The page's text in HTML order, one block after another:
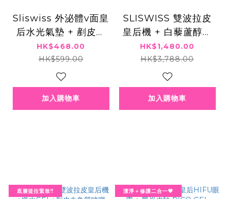
Sliswiss 外泌體v面皇
后水光氣墊 + 剷皮去
角質啫喱 X1
HK$468.00
HK$599.00
加入購物車
SLISWISS 雙波拉皮
皇后機 + 白藜蘆醇剷
皮去角質啫喱 + 童顏
HIFUGEL
HK$1,480.00
HK$3,788.00
加入購物車
底層提拉緊致‼️ 潔淨＋修護二合一💖